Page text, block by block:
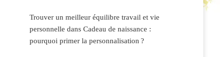
Trouver un meilleur équilibre travail et vie
personnelle dans Cadeau de naissance :
pourquoi primer la personnalisation ?